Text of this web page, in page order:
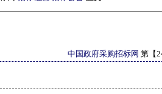
中国政府采购招标网 第【